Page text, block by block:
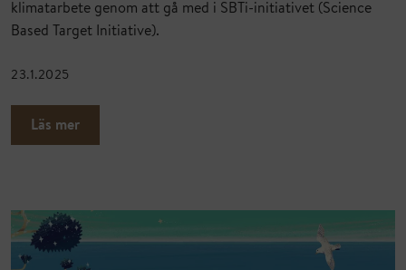
klimatarbete genom att gå med i SBTi-initiativet (Science
Based Target Initiative).
23.1.2025
Läs mer